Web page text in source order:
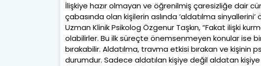
İlişkiye hazır olmayan ve öğrenilmiş çaresizliğe dair
çabasında olan kişilerin aslında ‘aldatılma
Uzman Klinik Psikolog Özgenur Taşkın, “Fakat ilişki
olabilirler. Bu ilk süreçte önemsenmeyen konular ise
bırakabilir. Aldatılma, travma etkisi bırakan ve kişinin
durumdur. Sadece aldatılan kişiye değil aldatan